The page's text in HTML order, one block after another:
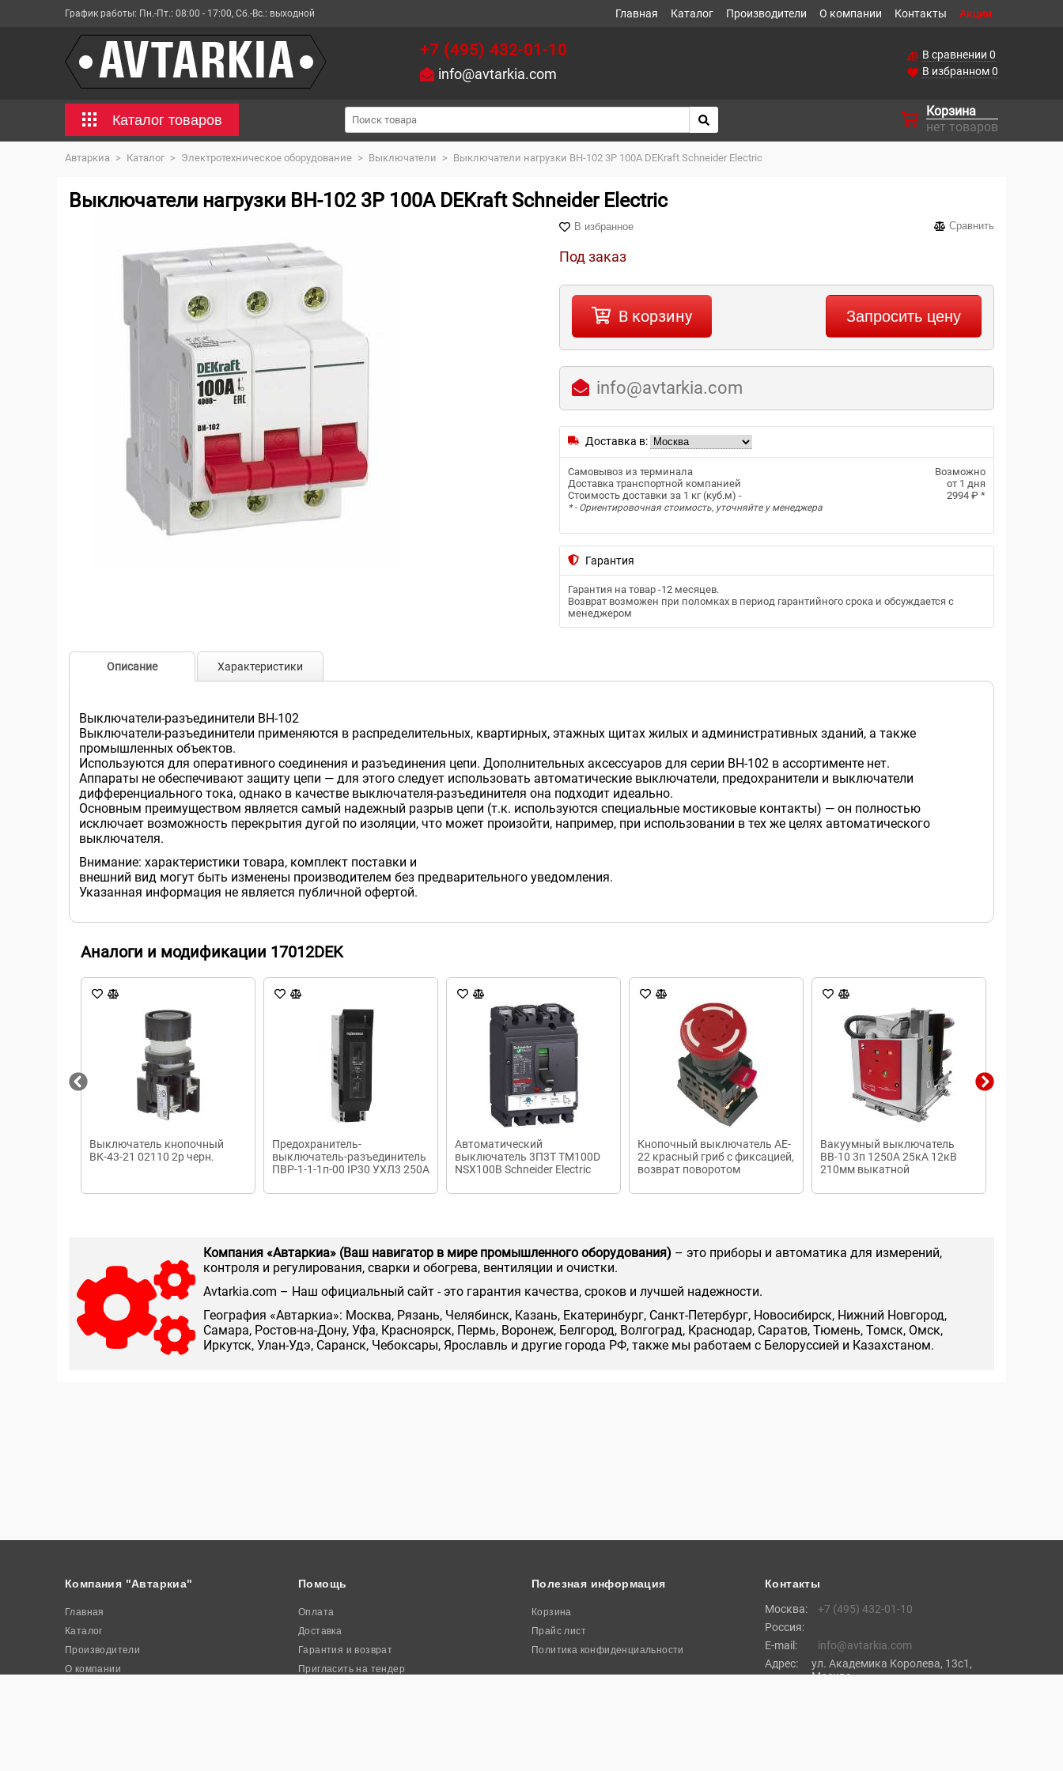
График работы: Пн.-Пт.: 08:00 - 17:00, Сб.-Вс.: выходной Главная Каталог Производители О компании Контакты Акции
+7 (495) 432-01-10
info@avtarkia.com
В сравнении 0
В избранном0
Каталог товаров
Корзина
нет товаров
Автаркиа > Каталог > Электротехническое оборудование > Выключатели > Выключатели нагрузки ВН-102 3Р 100А DEKraft Schneider Electric
Выключатели нагрузки ВН-102 3Р 100А DEKraft Schneider Electric
В избранное Сравнить
Под заказ
В корзину Запросить цену
info@avtarkia.com
Доставка в:
Самовывоз из терминала
Возможно
Доставка транспортной компанией
от 1 дня
Стоимость доставки за 1 кг (куб.м) -
2994 ₽ *
* - Ориентировочная стоимость, уточняйте у менеджера
Гарантия
Гарантия на товар -12 месяцев.
Возврат возможен при поломках в период гарантийного срока и обсуждается с
менеджером
Описание Характеристики
Выключатели-разъединители ВН-102
Выключатели-разъединители применяются в распределительных, квартирных, этажных щитах жилых и административных зданий, а также
промышленных объектов.
Используются для оперативного соединения и разъединения цепи. Дополнительных аксессуаров для серии ВН-102 в ассортименте нет.
Аппараты не обеспечивают защиту цепи — для этого следует использовать автоматические выключатели, предохранители и выключатели
дифференциального тока, однако в качестве выключателя-разъединителя она подходит идеально.
Основным преимуществом является самый надежный разрыв цепи (т.к. используются специальные мостиковые контакты) — он полностью
исключает возможность перекрытия дугой по изоляции, что может произойти, например, при использовании в тех же целях автоматического
выключателя.
Внимание: характеристики товара, комплект поставки и
внешний вид могут быть изменены производителем без предварительного уведомления.
Указанная информация не является публичной офертой.
Аналоги и модификации 17012DEK
Выключатель кнопочный
ВК-43-21 02110 2р черн.
Предохранитель-
выключатель-разъединитель
ПВР-1-1-1п-00 IP30 УХЛ3 250А
Автоматический
выключатель 3П3Т TM100D
NSX100B Schneider Electric
Кнопочный выключатель AE-
22 красный гриб с фиксацией,
возврат поворотом
Вакуумный выключатель
ВВ-10 3п 1250А 25кА 12кВ
210мм выкатной
Компания «Автаркиа» (Ваш навигатор в мире промышленного оборудования) – это приборы и автоматика для измерений,
контроля и регулирования, сварки и обогрева, вентиляции и очистки.
Аvtarkia.com – Наш официальный сайт - это гарантия качества, сроков и лучшей надежности.
География «Автаркиа»: Москва, Рязань, Челябинск, Казань, Екатеринбург, Санкт-Петербург, Новосибирск, Нижний Новгород,
Самара, Ростов-на-Дону, Уфа, Красноярск, Пермь, Воронеж, Белгород, Волгоград, Краснодар, Саратов, Тюмень, Томск, Омск,
Иркутск, Улан-Удэ, Саранск, Чебоксары, Ярославль и другие города РФ, также мы работаем с Белоруссией и Казахстаном.
Компания "Автаркиа"
Главная
Каталог
Производители
О компании
Помощь
Оплата
Доставка
Гарантия и возврат
Пригласить на тендер
Полезная информация
Корзина
Прайс лист
Политика конфиденциальности
Контакты
Москва:
+7 (495) 432-01-10
Россия:
E-mail:
info@avtarkia.com
Адрес:
ул. Академика Королева, 13с1,
Москва